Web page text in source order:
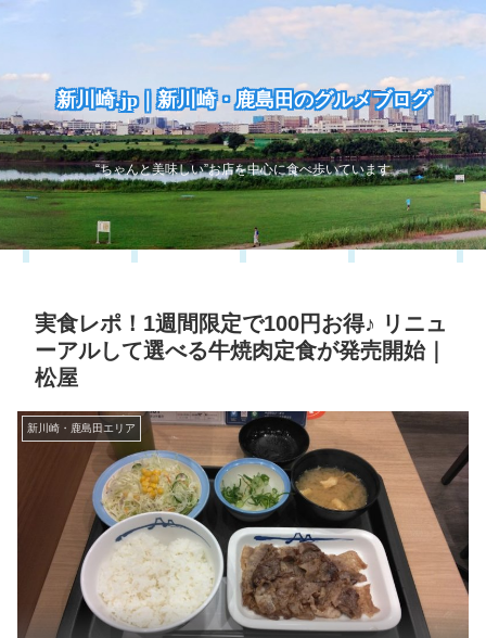
新川崎.jp｜新川崎・鹿島田のグルメブログ
“ちゃんと美味しい”お店を中心に食べ歩いています
実食レポ！1週間限定で100円お得♪ リニュ
ーアルして選べる牛焼肉定食が発売開始｜
松屋
新川崎・鹿島田エリア